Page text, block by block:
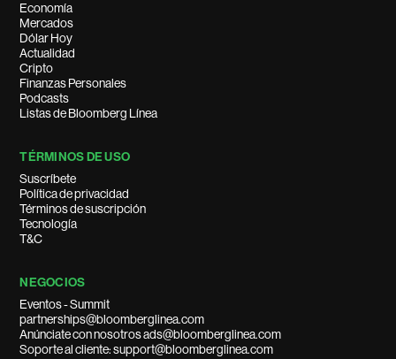
Economía
Mercados
Dólar Hoy
Actualidad
Cripto
Finanzas Personales
Podcasts
Listas de Bloomberg Línea
TÉRMINOS DE USO
Suscríbete
Política de privacidad
Términos de suscripción
Tecnología
T&C
NEGOCIOS
Eventos - Summit
partnerships@bloomberglinea.com
Anúnciate con nosotros ads@bloomberglinea.com
Soporte al cliente: support@bloomberglinea.com